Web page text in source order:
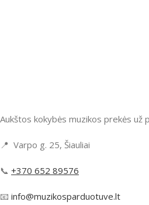
Aukštos kokybės muzikos prekės už
📍 Varpo g. 25, Šiauliai
📞 +370 652 89576
📧 info@muzikosparduotuve.lt